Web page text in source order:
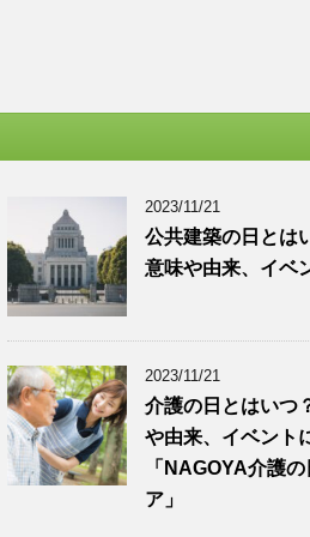
2023/11/21
公共建築の日とは
意味や由来、イベ
2023/11/21
介護の日とはいつ
や由来、イベント
「NAGOYA介護
ア」